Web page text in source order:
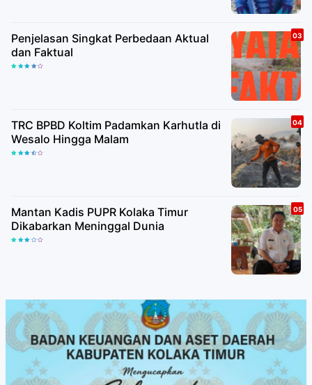
Penjelasan Singkat Perbedaan Aktual
dan Faktual
TRC BPBD Koltim Padamkan Karhutla di
Wesalo Hingga Malam
Mantan Kadis PUPR Kolaka Timur
Dikabarkan Meninggal Dunia